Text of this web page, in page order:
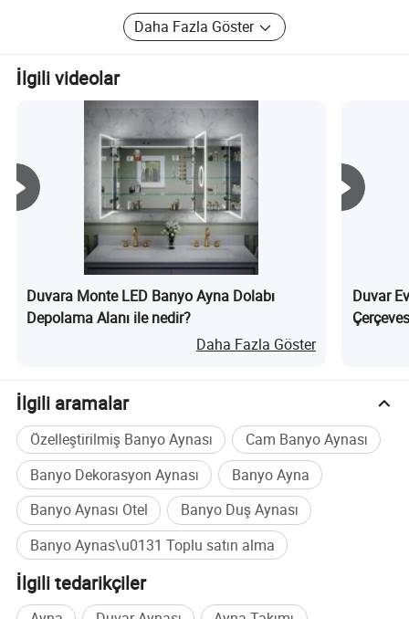
3.en gelişmiş cam ekipmanları ve teknolojisi
4.kalifiye ürünler sağlamak için profesyonel çalışanlar ve
QC ekibi
5.Çin'in ana limanlarının yanındaki kapı depoları, hızlı
teslimat sağlar
6.Tek bir duraktan satın alma gereksinimlerinizi
karşılamak için cam ve ayna ürünleri serisi
7.Profesyonel ve samimi satış ekibi, gereksinimlerinizi
karşılamak için satış öncesi ve sonrası hizmetler sunar
Daha Fazla Göster
İlgili videolar
Duvara Monte LED Banyo Ayna Dolabı
Depolama Alanı ile nedir?
Daha Fazla Göster
Duvar
nedir?
İlgili aramalar
Özelleştirilmiş Banyo Aynası
Cam Banyo Aynası
Banyo Dekorasyon Aynası
Banyo Ayna
Banyo Aynası Otel
Banyo Duş Aynası
Banyo Aynas\u0131 Toplu satın alma
İlgili tedarikçiler